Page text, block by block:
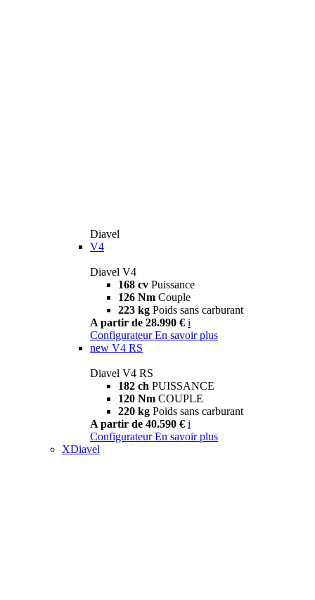
Diavel
V4
Diavel V4
168 cv Puissance
126 Nm Couple
223 kg Poids sans carburant
A partir de 28.990 € i
Configurateur En savoir plus
new V4 RS
Diavel V4 RS
182 ch PUISSANCE
120 Nm COUPLE
220 kg Poids sans carburant
A partir de 40.590 € i
Configurateur En savoir plus
XDiavel